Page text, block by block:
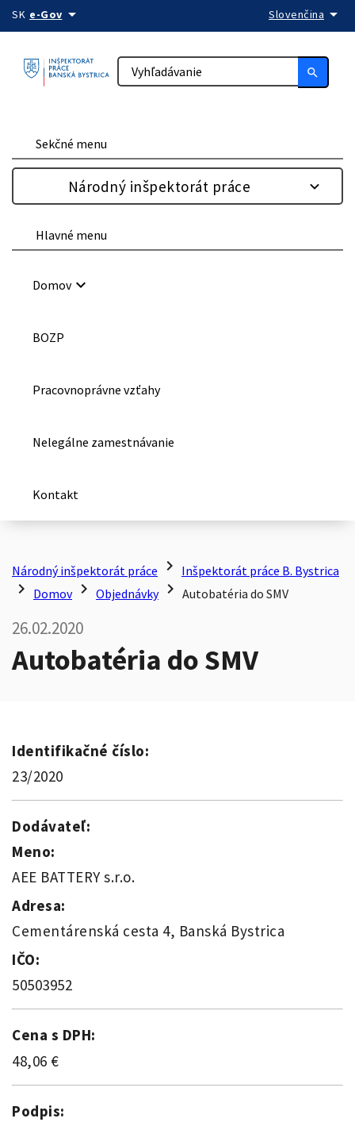
Preskočiť na obsah
SK e-Govarrow_drop_down Slovenčina arrow_drop_down
search
Sekčné menu
Národný inšpektorát práce
Hlavné menu
Domovkeyboard_arrow_down
BOZP
Pracovnoprávne vzťahy
Nelegálne zamestnávanie
Kontakt
Národný inšpektorát práce chevron_right Inšpektorát práce B. Bystrica
chevron_right Domov chevron_right Objednávky chevron_right Autobatéria do SMV
26.02.2020
Autobatéria do SMV
Identifikačné číslo:
23/2020
Dodávateľ:
Meno:
AEE BATTERY s.r.o.
Adresa:
Cementárenská cesta 4, Banská Bystrica
IČO:
50503952
Cena s DPH:
48,06 €
Podpis: